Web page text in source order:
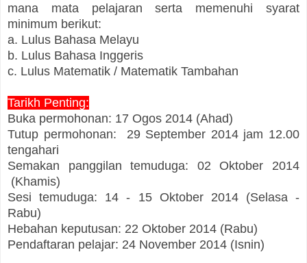
mana mata pelajaran serta memenuhi syarat
minimum berikut:
a. Lulus Bahasa Melayu
b. Lulus Bahasa Inggeris
c. Lulus Matematik / Matematik Tambahan
Tarikh Penting:
Buka permohonan: 17 Ogos 2014 (Ahad)
Tutup permohonan: 29 September 2014 jam 12.00
tengahari
Semakan panggilan temuduga: 02 Oktober 2014
(Khamis)
Sesi temuduga: 14 - 15 Oktober 2014 (Selasa -
Rabu)
Hebahan keputusan: 22 Oktober 2014 (Rabu)
Pendaftaran pelajar: 24 November 2014 (Isnin)